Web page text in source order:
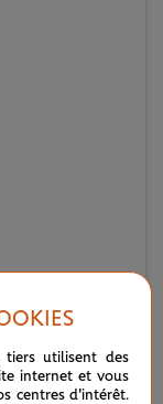
tiers utilisent des
internet et vous
centres d'intérêt.